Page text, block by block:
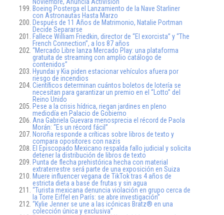
Boeing Posterga el Lanzamiento de la Nave Starliner
con Astronautas Hasta Marzo
Después de 11 Años de Matrimonio, Natalie Portman
Decide Separarse
Fallece William Friedkin, director de “El exorcista” y “The
French Connection”, a los 87 años
“Mercado Libre lanza Mercado Play: una plataforma
gratuita de streaming con amplio catálogo de
contenidos”
Hyundai y Kia piden estacionar vehículos afuera por
riesgo de incendios
Científicos determinan cuántos boletos de lotería se
necesitan para garantizar un premio en el “Lotto” del
Reino Unido
Pese a la crisis hídrica, riegan jardines en pleno
mediodía en Palacio de Gobierno
Ana Gabriela Guevara menosprecia el récord de Paola
Morán: “Es un récord fácil”
Noroña responde a críticas sobre libros de texto y
compara opositores con nazis
El Episcopado Mexicano respalda fallo judicial y solicita
detener la distribución de libros de texto
Punta de flecha prehistórica hecha con material
extraterrestre será parte de una exposición en Suiza
Muere influencer vegana de TikTok tras 4 años de
estricta dieta a base de frutas y sin agua
“Turista mexicana denuncia violación en grupo cerca de
la Torre Eiffel en París: se abre investigación”
“Kylie Jenner se une a las icónicas Bratz® en una
colección única y exclusiva”